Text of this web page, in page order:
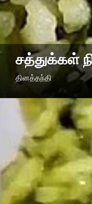
சத்துக்கள்
தினத்தந்தி